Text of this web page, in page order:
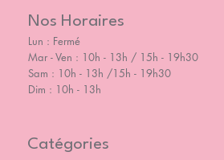
Nos Horaires
Lun : Fermé
Mar - Ven : 10h - 13h / 15h - 19h30
Sam : 10h - 13h /15h - 19h30
Dim : 10h - 13h
Catégories